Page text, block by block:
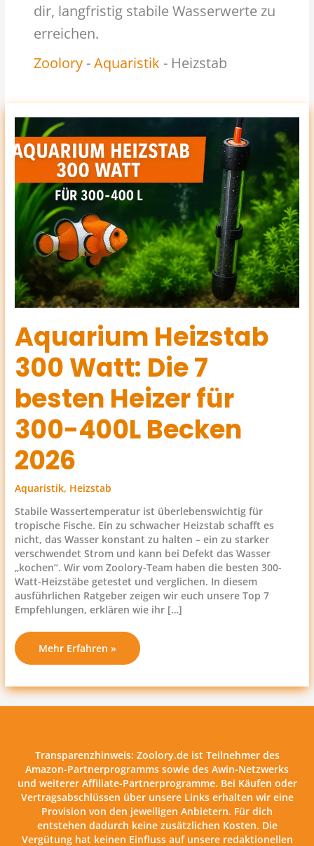
dir, langfristig stabile Wasserwerte zu
erreichen.
Zoolory-Aquaristik - Heizstab
Aquarium Heizstab
300 Watt: Die 7
besten Heizer für
300-400L Becken
2026
Aquaristik, Heizstab
Stabile Wassertemperatur ist überlebenswichtig für
tropische Fische. Ein zu schwacher Heizstab schafft es
nicht, das Wasser konstant zu halten – ein zu starker
verschwendet Strom und kann bei Defekt das Wasser
„kochen“. Wir vom Zoolory-Team haben die besten 300-
Watt-Heizstäbe getestet und verglichen. In diesem
ausführlichen Ratgeber zeigen wir euch unsere Top 7
Empfehlungen, erklären wie ihr […]
Aquarium
Heizstab
300
Watt:
Die
7
Besten
Heizer
Für
300-
400L
Becken
2026
Mehr Erfahren »
Transparenzhinweis: Zoolory.de ist Teilnehmer des
Amazon-Partnerprogramms sowie des Awin-Netzwerks
und weiterer Affiliate-Partnerprogramme. Bei Käufen oder
Vertragsabschlüssen über unsere Links erhalten wir eine
Provision von den jeweiligen Anbietern. Für dich
entstehen dadurch keine zusätzlichen Kosten. Die
Vergütung hat keinen Einfluss auf unsere redaktionellen